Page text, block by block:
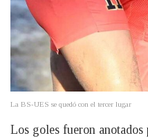
La BS-UES se quedó con el tercer lugar
Los goles fueron